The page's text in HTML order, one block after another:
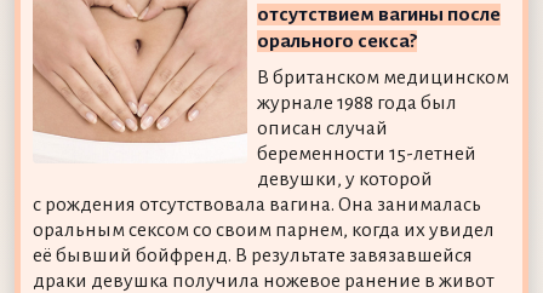
отсутствием вагины после
орального секса?
В британском медицинском
журнале 1988 года был
описан случай
беременности 15-летней
девушки, у которой
с рождения отсутствовала вагина. Она занималась
оральным сексом со своим парнем, когда их увидел
её бывший бойфренд. В результате завязавшейся
драки девушка получила ножевое ранение в живот